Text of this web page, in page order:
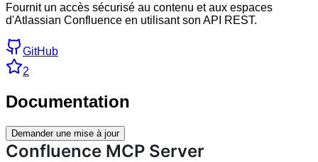
Fournit un accès sécurisé au contenu et aux espaces
d'Atlassian Confluence en utilisant son API REST.
GitHub
2
Documentation
Demander une mise à jour
Confluence MCP Server